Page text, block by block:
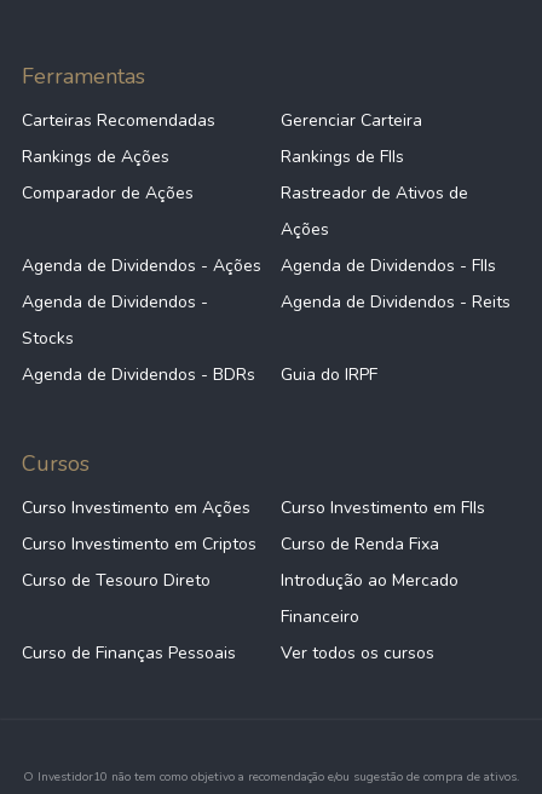
Ferramentas
Carteiras Recomendadas
Gerenciar Carteira
Rankings de Ações
Rankings de FIIs
Comparador de Ações
Rastreador de Ativos de
Ações
Agenda de Dividendos - Ações
Agenda de Dividendos - FIIs
Agenda de Dividendos -
Stocks
Agenda de Dividendos - Reits
Agenda de Dividendos - BDRs Guia do IRPF
Cursos
Curso Investimento em Ações
Curso Investimento em FIIs
Curso Investimento em Criptos
Curso de Renda Fixa
Curso de Tesouro Direto
Introdução ao Mercado
Financeiro
Curso de Finanças Pessoais
Ver todos os cursos
O Investidor10 não tem como objetivo a recomendação e/ou sugestão de compra de ativos.